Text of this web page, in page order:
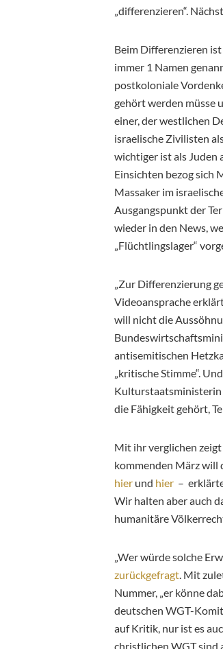
„differenzieren“.
Beim Differenzieren
immer 1 Namen
postkoloniale
gehört werden müsse
einer, der westlichen
israelische Zivilisten
wichtiger ist als Juden
Einsichten bezog sich
Massaker im
Ausgangspunkt der
wieder in den News,
„Flüchtlingslager“
„Zur Differenzierung
Videoansprache
will nicht die
antisemitischen
„kritische Stimme“.
Kulturstaatsministerin
die Fähigkeit gehört,
Mit ihr verglichen zeigt
kommenden März will
hier und hier –
Wir halten aber auch
humanitäre
„Wer würde solche
zurückgefragt . Mit
Nummer, „er könne
deutschen WGT-
auf Kritik, nur ist es
christlichen WGT sind